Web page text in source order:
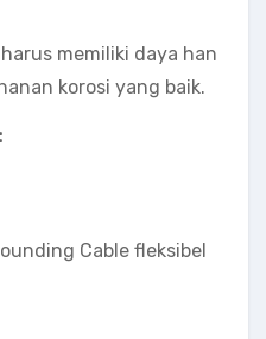
memiliki daya han
korosi yang baik.
Cable fleksibel